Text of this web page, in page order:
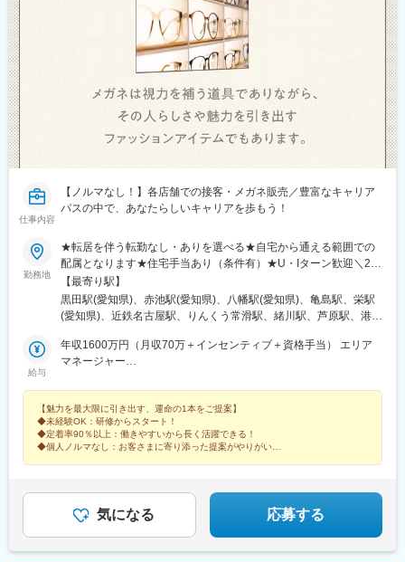
仕事内容
【ノルマなし！】各店舗での接客・メガネ販売／豊富なキャリア
パスの中で、あなたらしいキャリアを歩もう！
勤務地
★転居を伴う転勤なし・ありを選べる★自宅から通える範囲での
配属となります★住宅手当あり（条件有）★U・Iターン歓迎＼26
年下期オープン！／イオンモール伊達店（福島県）西武飯能ぺぺ
店（埼玉県） ＼積極募集中店舗／新宿東口店、有楽町マルイ店、
渋谷ロフト店 他東京都内37店舗名古屋ゲートウォーク店、イオ
んばCITY店 他大阪府内15店舗＼エリアマネージャーが語る各エ
リアの魅力／★20代の若いスタッフが中心で、年齢が近いため和
流が盛んです！ （関東エリア）＜募集店舗一覧＞■東北秋田、福
島■関東東京、神奈川、千葉、埼玉、茨城、栃木■中部静岡、愛
知、岐阜、三重■北陸石川、富山、新潟■関西大阪、兵庫■中国・
四国岡山、島根■九州福岡、宮崎、長崎、佐賀、熊本、大分、鹿児
【最寄り駅】
黒田駅(愛知県)、赤池駅(愛知県)、八幡駅(愛知県)、亀島駅、栄駅
(愛知県)、近鉄名古屋駅、りんくう常滑駅、緒川駅、芦原駅、港区
中駅、上前津駅、ひたち野うしく駅、水戸駅、東海駅、岡山駅、
球場前駅(岡山県)、新加納駅、美濃青柳駅、土岐市駅、モレラ岐阜
馬総社駅、佐賀駅、虹ノ松原駅、浦和駅、さいたま新都心駅、大
宮駅(埼玉県)、浦和美園駅、南浦和駅、藤の牛島駅、小手指駅、所
沢駅、志木駅、ふかや花園駅、西川口駅、越谷レイクタウン駅、
北戸田駅、戸田公園駅、新三郷駅、朝霞駅、武蔵藤沢駅、鶴瀬
鹿児島中央駅前駅、羽後本荘駅、亀田駅、伊勢原駅、新綱島駅、
横浜駅、たまプラーザ駅、ゆめが丘駅、京急鶴見駅、鴨居駅、海
老名駅(相鉄・小田急)、大船駅、平塚駅、汐入駅、みなとみらい
給与
年収1600万円（月収70万＋インセンティブ＋資格手当） エリア
マネージャー
社歴5年
【魅力を最大限に引き出す、運命の1本をご提案】
◆未経験OK：研修からスタート！
◆定着率90％以上：働きやすいから長く活躍できる！
◆個人ノルマなし：お客さまに寄り添った提案がやりがいに
気になる 応募する